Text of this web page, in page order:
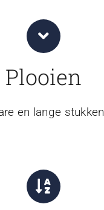
Plooien
en lange stukken